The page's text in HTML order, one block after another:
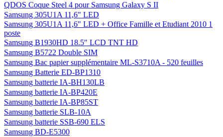
QDOS Coque Steel 4 pour Samsung Galaxy S II
Samsung 305U1A 11,6" LED
Samsung 305U1A 11,6" LED + Office Famille et Etudiant 2010 1
poste
Samsung B1930HD 18.5" LCD TNT HD
Samsung B5722 Double SIM
Samsung Bac papier supplémentaire ML-S3710A - 520 feuilles
Samsung Batterie ED-BP1310
Samsung batterie IA-BH130LB
Samsung batterie IA-BP420E
Samsung batterie IA-BP85ST
Samsung batterie SLB-10A
Samsung batterie SSB-690 ELS
Samsung BD-E5300